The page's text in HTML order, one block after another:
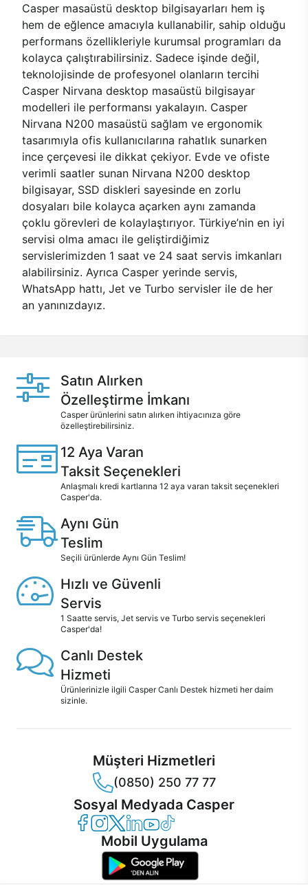
Casper masaüstü desktop bilgisayarları hem iş
hem de eğlence amacıyla kullanabilir, sahip olduğu
performans özellikleriyle kurumsal programları da
kolayca çalıştırabilirsiniz. Sadece işinde değil,
teknolojisinde de profesyonel olanların tercihi
Casper Nirvana desktop masaüstü bilgisayar
modelleri ile performansı yakalayın. Casper
Nirvana N200 masaüstü sağlam ve ergonomik
tasarımıyla ofis kullanıcılarına rahatlık sunarken
ince çerçevesi ile dikkat çekiyor. Evde ve ofiste
verimli saatler sunan Nirvana N200 desktop
bilgisayar, SSD diskleri sayesinde en zorlu
dosyaları bile kolayca açarken aynı zamanda
çoklu görevleri de kolaylaştırıyor. Türkiye’nin en iyi
servisi olma amacı ile geliştirdiğimiz
servislerimizden 1 saat ve 24 saat servis imkanları
alabilirsiniz. Ayrıca Casper yerinde servis,
WhatsApp hattı, Jet ve Turbo servisler ile de her
an yanınızdayız.
Satın Alırken
Özelleştirme İmkanı
Casper ürünlerini satın alırken ihtiyacınıza göre
özelleştirebilirsiniz.
12 Aya Varan
Taksit Seçenekleri
Anlaşmalı kredi kartlarına 12 aya varan taksit seçenekleri
Casper'da.
Aynı Gün
Teslim
Seçili ürünlerde Aynı Gün Teslim!
Hızlı ve Güvenli
Servis
1 Saatte servis, Jet servis ve Turbo servis seçenekleri
Casper'da!
Canlı Destek
Hizmeti
Ürünlerinizle ilgili Casper Canlı Destek hizmeti her daim
sizinle.
Müşteri Hizmetleri
(0850) 250 77 77
Sosyal Medyada Casper
Casper Facebook
Casper Instagram
Casper Twitter
Casper LinkedIn
Casper YouTube
Casper TikTok
Mobil Uygulama